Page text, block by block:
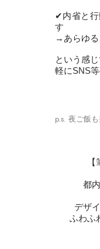
✔︎内省と行
す
→あらゆる
という感
軽にSNS
p.s. 夜ご飯も
都
デザ
ふわふ